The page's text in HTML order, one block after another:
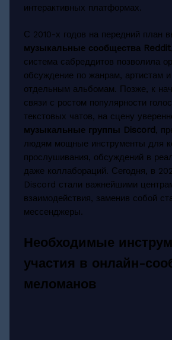
интерактивных платформах.
С 2010-х годов на передний план
музыкальные сообщества Reddit
система сабреддитов позволила
обсуждение по жанрам, артистам
отдельным альбомам. Позже, к
связи с ростом популярности
текстовых чатов, на сцену
музыкальные группы Discord,
людям мощные инструменты для
прослушивания, обсуждений в
даже коллабораций. Сегодня, в
Discord стали важнейшими
взаимодействия, заменив собой
мессенджеры.
Необходимые
участия в онлайн-
меломанов